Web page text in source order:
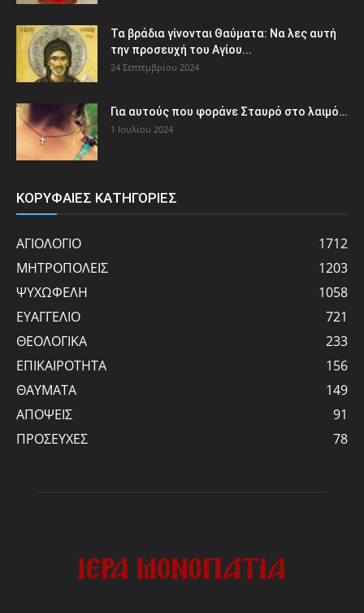
Τα βράδια γίνονται Θαύματα: Να λες αυτή
την προσευχή του Αγίου...
24 Σεπτεμβρίου 2024
Για αυτούς που φοράνε Σταυρό στο λαιμό…
1 Ιουλίου 2024
ΚΟΡΥΦΑΙΕΣ ΚΑΤΗΓΟΡΙΕΣ
ΑΓΙΟΛΟΓΙΟ
1712
ΜΗΤΡΟΠΟΛΕΙΣ
1203
ΨΥΧΩΦΕΛΗ
1058
ΕΥΑΓΓΕΛΙΟ
721
ΘΕΟΛΟΓΙΚΑ
233
ΕΠΙΚΑΙΡΟΤΗΤΑ
156
ΘΑΥΜΑΤΑ
149
ΑΠΟΨΕΙΣ
91
ΠΡΟΣΕΥΧΕΣ
78